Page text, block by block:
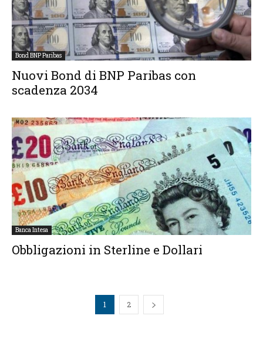
Bond BNP Paribas
Nuovi Bond di BNP Paribas con
scadenza 2034
Banca Intesa
Obbligazioni in Sterline e Dollari
1 2